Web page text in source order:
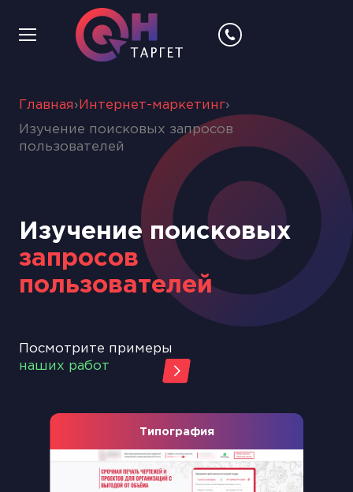
Главная › Интернет-маркетинг›
Изучение поисковых запросов
пользователей
Изучение поисковых
запросов
пользователей
Посмотрите примеры
наших работ
Типография